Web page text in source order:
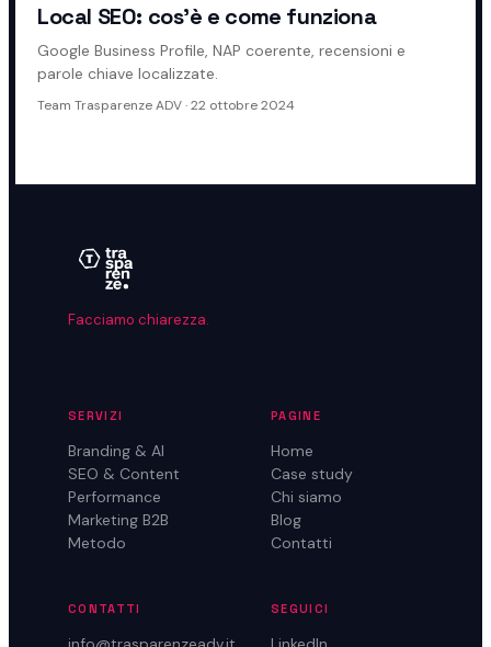
Local SEO: cos'è e come funziona
Google Business Profile, NAP coerente, recensioni e
parole chiave localizzate.
Team Trasparenze ADV·22 ottobre 2024
Facciamo chiarezza.
SERVIZI
Branding & AI
SEO & Content
Performance
Marketing B2B
Metodo
PAGINE
Home
Case study
Chi siamo
Blog
Contatti
CONTATTI SEGUICI